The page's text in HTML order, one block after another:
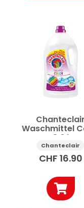
Chanteclair
Waschmittel
3.6 l
Chanteclair
CHF 16.90